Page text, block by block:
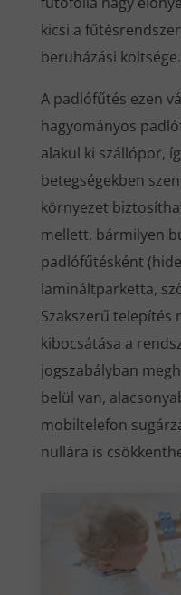
kicsi a
beruházási költsége.
A padlófűtés ezen
hagyományos
alakul ki szállópor,
betegségekben
környezet
mellett, bármilyen
padlófűtésként
lamináltparketta,
Szakszerű telepítés
kibocsátása a
jogszabályban
belül van,
mobiltelefon
nullára is